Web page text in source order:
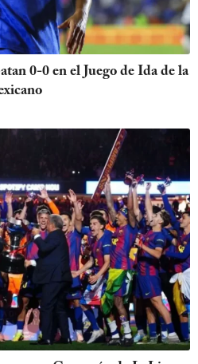
0-0 en el Juego de Ida de la